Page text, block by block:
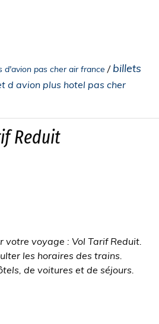
d'avion pas cher air france / billets
d avion plus hotel pas cher
Reduit
voyage : Vol Tarif Reduit.
les horaires des trains.
de voitures et de séjours.